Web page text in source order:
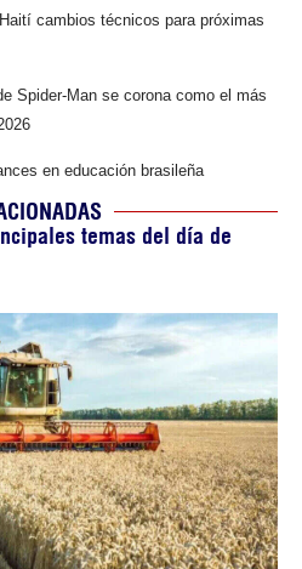
cambios técnicos para próximas
Spider-Man se corona como el más
en educación brasileña
temas del día de